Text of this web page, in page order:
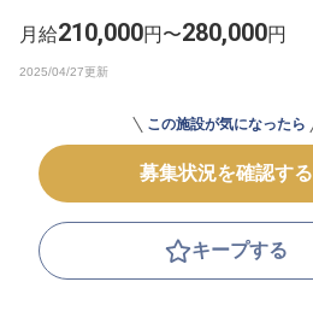
月給210,000円〜280,000円
この施設が気になったら
募集状況を確認する
キープする